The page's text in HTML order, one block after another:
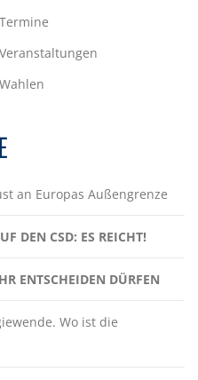
Termine
Veranstaltungen
Wahlen
an Europas Außengrenze
DEN CSD: ES REICHT!
ENTSCHEIDEN DÜRFEN
Wo ist die